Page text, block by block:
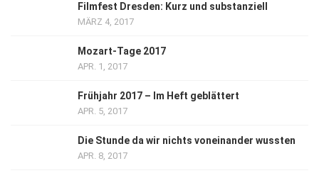
Filmfest Dresden: Kurz und substanziell
MÄRZ 4, 2017
Mozart-Tage 2017
APR. 1, 2017
Frühjahr 2017 – Im Heft geblättert
APR. 5, 2017
Die Stunde da wir nichts voneinander wussten
APR. 8, 2017